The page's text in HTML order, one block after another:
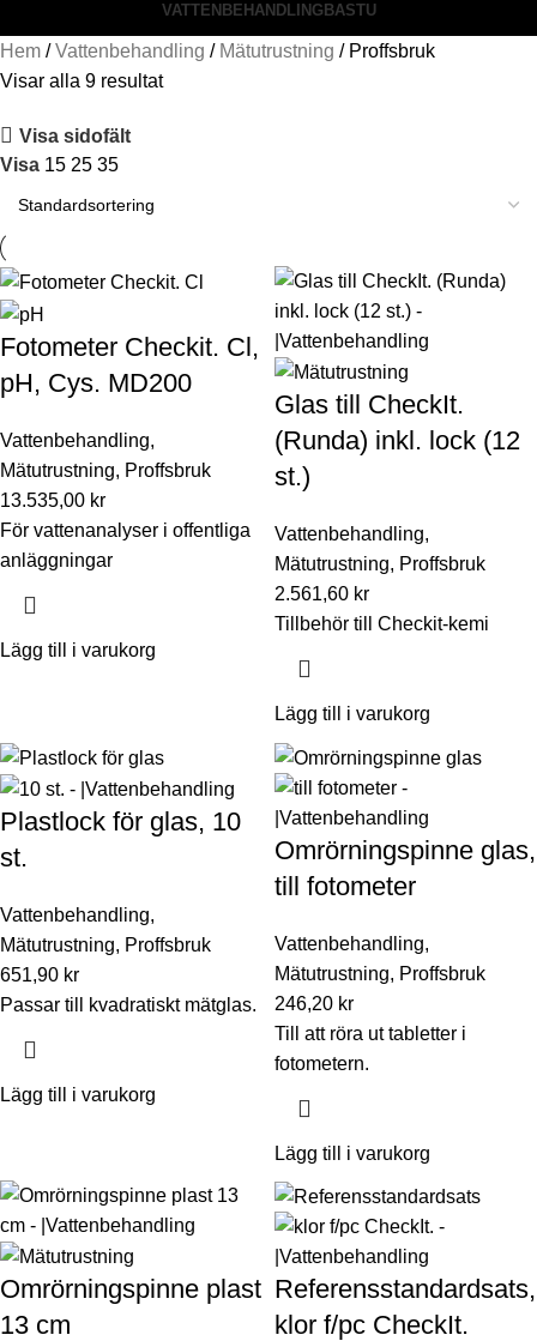
VATTENBEHANDLING BASTU
Hem Vattenbehandling Mätutrustning
Proffsbruk
Visar alla 9 resultat
Visa sidofält
Visa 15 25 35
Fotometer Checkit. Cl,
pH, Cys. MD200
Vattenbehandling,
Mätutrustning, Proffsbruk
13.535,00 kr
För vattenanalyser i offentliga
anläggningar
Lägg till i varukorg
Glas till CheckIt.
(Runda) inkl. lock (12
st.)
Vattenbehandling,
Mätutrustning, Proffsbruk
2.561,60 kr
Tillbehör till Checkit-kemi
Lägg till i varukorg
Plastlock för glas, 10
st.
Vattenbehandling,
Mätutrustning, Proffsbruk
651,90 kr
Passar till kvadratiskt mätglas.
Lägg till i varukorg
Omrörningspinne glas,
till fotometer
Vattenbehandling,
Mätutrustning, Proffsbruk
246,20 kr
Till att röra ut tabletter i
fotometern.
Lägg till i varukorg
Omrörningspinne plast
13 cm
Referensstandardsats,
klor f/pc CheckIt.